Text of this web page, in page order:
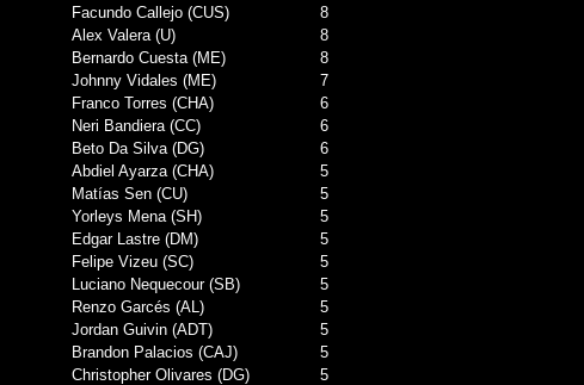
Facundo Callejo (CUS)
8
Alex Valera (U)
8
Bernardo Cuesta (ME)
8
Johnny Vidales (ME)
7
Franco Torres (CHA)
6
Neri Bandiera (CC)
6
Beto Da Silva (DG)
6
Abdiel Ayarza (CHA)
5
Matías Sen (CU)
5
Yorleys Mena (SH)
5
Edgar Lastre (DM)
5
Felipe Vizeu (SC)
5
Luciano Nequecour (SB)
5
Renzo Garcés (AL)
5
Jordan Guivin (ADT)
5
Brandon Palacios (CAJ)
5
Christopher Olivares (DG)
5